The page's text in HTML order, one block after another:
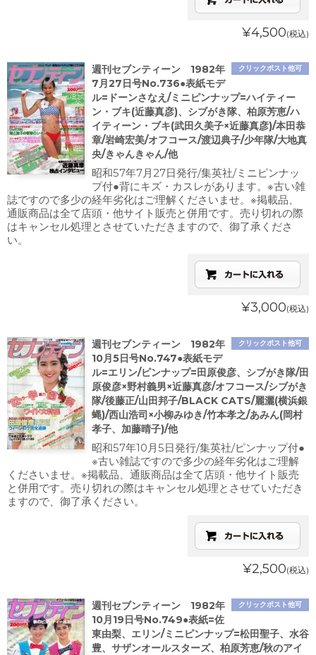
¥4,500(税込)
クリックポスト他可
週刊セブンティーン 1982年
7月27日号No.736●表紙モデ
ル=ドーンさなえ/ミニピンナップ=ハイティー
ン・ブキ(近藤真彦)、シブがき隊、柏原芳恵/ハ
イティーン・ブキ(武田久美子×近藤真彦)/本田恭
章/岩崎宏美/オフコース/渡辺典子/少年隊/大地真
央/きゃんきゃん/他
昭和57年7月27日発行/集英社/ミニピンナッ
プ付●背にキズ・カスレがあります。※古い雑
誌ですので多少の経年劣化はご理解くださいませ。※掲載品、
通販商品は全て店頭・他サイト販売と併用です。売り切れの際
はキャンセル処理とさせていただきますので、御了承くださ
い。
¥3,000(税込)
クリックポスト他可
週刊セブンティーン 1982年
10月5日号No.747●表紙モデ
ル=エリン/ピンナップ=田原俊彦、シブがき隊/田
原俊彦×野村義男×近藤真彦/オフコース/シブがき
隊/後藤正/山田邦子/BLACK CATS/麗灑(横浜銀
蝿)/西山浩司×小柳みゆき/竹本孝之/あみん(岡村
孝子、加藤晴子)/他
昭和57年10月5日発行/集英社/ピンナップ付●
※古い雑誌ですので多少の経年劣化はご理解
くださいませ。※掲載品、通販商品は全て店頭・他サイト販売
と併用です。売り切れの際はキャンセル処理とさせていただき
ますので、御了承ください。
¥2,500(税込)
クリックポスト他可
週刊セブンティーン 1982年
10月19日号No.749●表紙=佐
東由梨、エリン/ミニピンナップ=松田聖子、水谷
豊、サザンオールスターズ、柏原芳恵/秋のアイ